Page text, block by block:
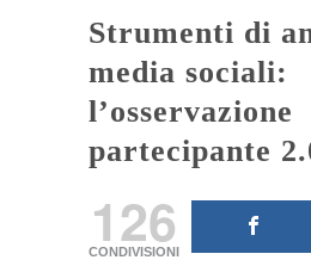
Strumenti di analisi sui
media sociali:
l’osservazione
partecipante
126
CONDIVISIONI